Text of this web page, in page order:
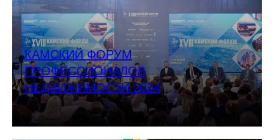
КАМСКИЙ ФОРУМ
ПРОФЕССИОНАЛОВ
НЕДВИЖИМОСТИ 2024